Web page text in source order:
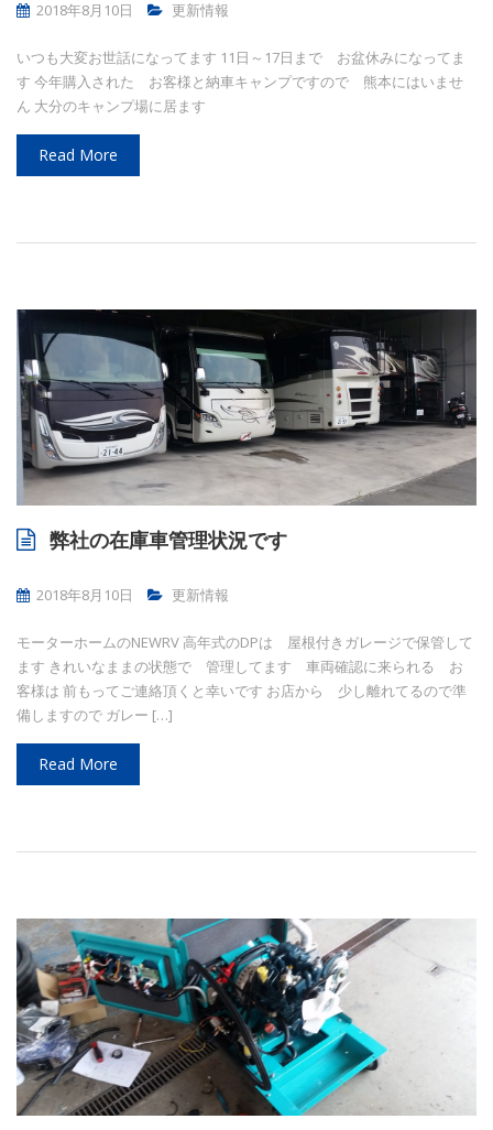
2018年8月10日 更新情報
いつも大変お世話になってます 11日～17日まで お盆休みになってま
す 今年購入された お客様と納車キャンプですので 熊本にはいませ
ん 大分のキャンプ場に居ます
Read More
弊社の在庫車管理状況です
2018年8月10日 更新情報
モーターホームのNEWRV 高年式のDPは 屋根付きガレージで保管して
ます きれいなままの状態で 管理してます 車両確認に来られる お
客様は 前もってご連絡頂くと幸いです お店から 少し離れてるので準
備しますので ガレー […]
Read More